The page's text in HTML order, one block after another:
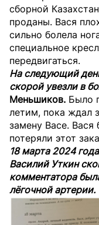
сборной
проданы. Вася
сильно болела
специальное
передвигаться.
На следующий
скорой увезли в
Меньшиков. Было
летим, пока ждал
замену Васе.
потеряли этот
18 марта 2024
Василий Уткин
комментатора
лёгочной артерии.